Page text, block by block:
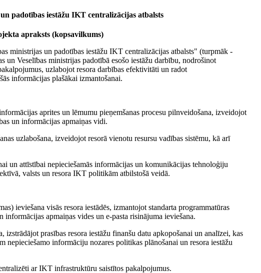
padotības iestāžu IKT centralizācijas atbalsts
apraksts (kopsavilkums)
ministrijas un padotības iestāžu IKT centralizācijas atbalsts" (turpmāk -
un Veselības ministrijas padotībā esošo iestāžu darbību, nodrošinot
uzlabojot resora darbības efektivitāti un radot
informācijas plašākai izmantošanai.
aprites un lēmumu pieņemšanas procesu pilnveidošana, izveidojot
un informācijas apmaiņas vidi.
uzlabošana, izveidojot resorā vienotu resursu vadības sistēmu, kā arī
un attīstībai nepieciešamās informācijas un komunikācijas tehnoloģiju
valsts un resora IKT politikām atbilstošā veidā.
ieviešana visās resora iestādēs, izmantojot standarta programmatūras
apmaiņas vides un e-pasta risinājuma ieviešana.
izstrādājot prasības resora iestāžu finanšu datu apkopošanai un analīzei, kas
nepieciešamo informāciju nozares politikas plānošanai un resora iestāžu
ar IKT infrastruktūru saistītos pakalpojumus.